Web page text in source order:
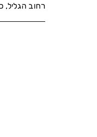
רחוב הגליל,